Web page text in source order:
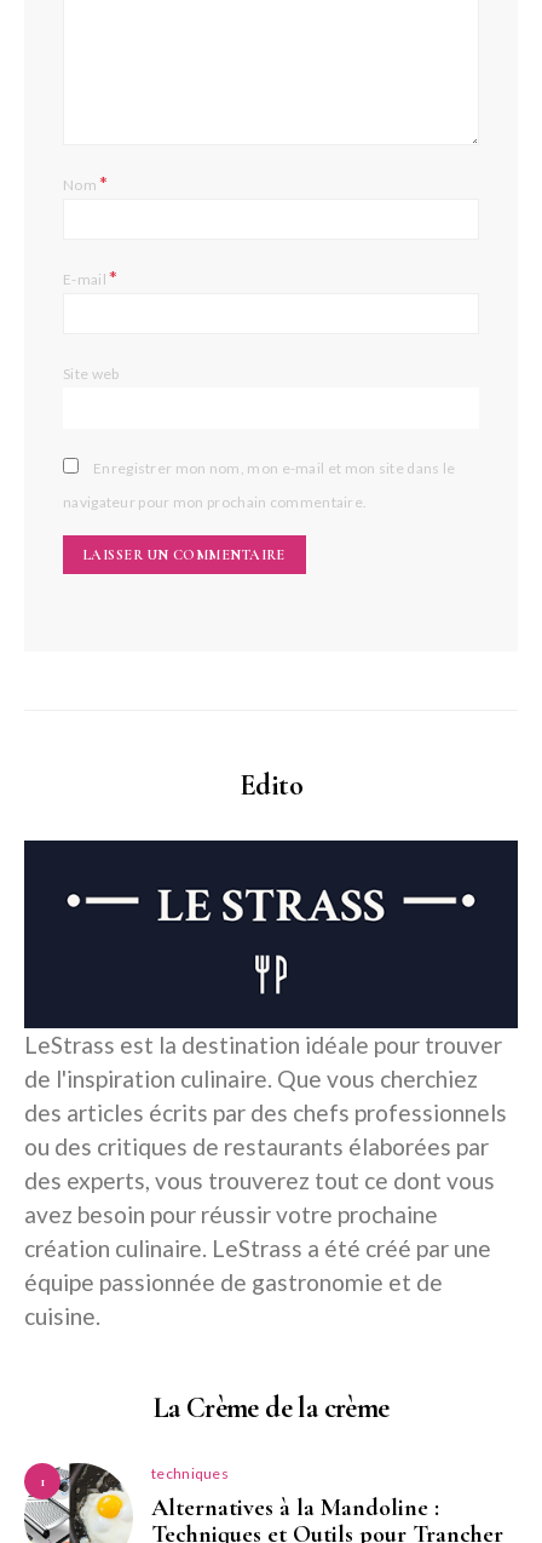
Nom*
E-mail*
Site web
Enregistrer mon nom, mon e-mail et mon site dans le
navigateur pour mon prochain commentaire.
Edito
LeStrass est la destination idéale pour trouver
de l'inspiration culinaire. Que vous cherchiez
des articles écrits par des chefs professionnels
ou des critiques de restaurants élaborées par
des experts, vous trouverez tout ce dont vous
avez besoin pour réussir votre prochaine
création culinaire. LeStrass a été créé par une
équipe passionnée de gastronomie et de
cuisine.
La Crème de la crème
1 techniques
Alternatives à la Mandoline :
Techniques et Outils pour Trancher